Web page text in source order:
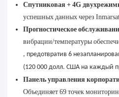
Спутниковая + 4G
успешных данных через
Прогностическое
вибрации/температуры
, предотвратив 6
(120 000 долл. США на каждый
Панель управления
Объединяет 69 точек